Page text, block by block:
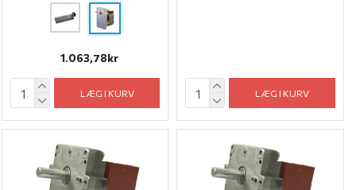
1.063,78kr
LÆG I KURV LÆG I KURV